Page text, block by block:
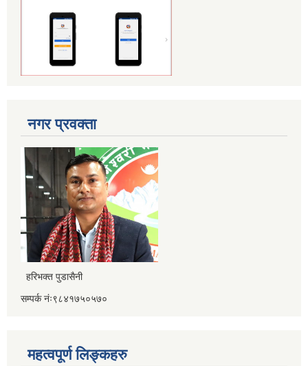
नगर प्रवक्ता
हरिभक्त पुडासैनी
सम्पर्क नंः९८४१७५०५७०
महत्वपूर्ण लिङ्कहरु